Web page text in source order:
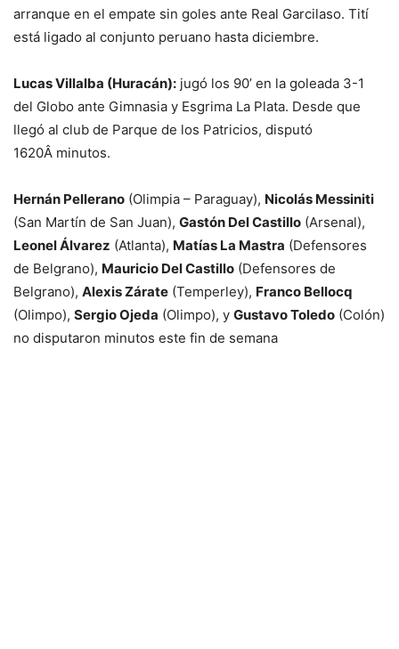
arranque en el empate sin goles ante Real Garcilaso. Tití
está ligado al conjunto peruano hasta diciembre.
Lucas Villalba (Huracán): jugó los 90’ en la goleada 3-1
del Globo ante Gimnasia y Esgrima La Plata. Desde que
llegó al club de Parque de los Patricios, disputó
1620Â minutos.
Hernán Pellerano (Olimpia – Paraguay), Nicolás Messiniti
(San Martín de San Juan), Gastón Del Castillo (Arsenal),
Leonel Álvarez (Atlanta), Matías La Mastra (Defensores
de Belgrano), Mauricio Del Castillo (Defensores de
Belgrano), Alexis Zárate (Temperley), Franco Bellocq
(Olimpo), Sergio Ojeda (Olimpo), y Gustavo Toledo (Colón)
no disputaron minutos este fin de semana